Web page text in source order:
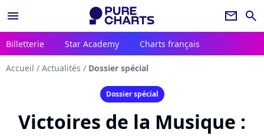
menu newsletter search
Billetterie Star Academy Charts français
Accueil / Actualités / Dossier spécial
Dossier spécial
Victoires de la Musique :